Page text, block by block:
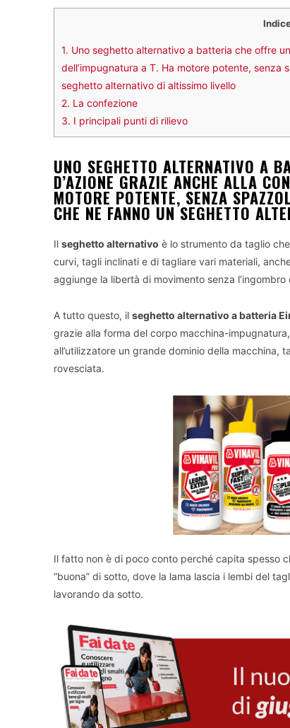
1. Uno seghetto alternativo a batteria che offre
dell’impugnatura a T. Ha motore potente,
seghetto alternativo di altissimo livello
2. La confezione
3. I principali punti di rilievo
UNO SEGHETTO ALTERNATIVO A
D’AZIONE GRAZIE ANCHE ALLA
MOTORE POTENTE, SENZA
CHE NE FANNO UN SEGHETTO
Il seghetto alternativo è lo strumento da taglio
curvi, tagli inclinati e di tagliare vari materiali,
aggiunge la libertà di movimento senza
A tutto questo, il seghetto alternativo a batteria
grazie alla forma del corpo macchina-
all’utilizzatore un grande dominio della macchina,
rovesciata.
Il fatto non è di poco conto perché capita spesso
“buona” di sotto, dove la lama lascia i lembi del
lavorando da sotto.